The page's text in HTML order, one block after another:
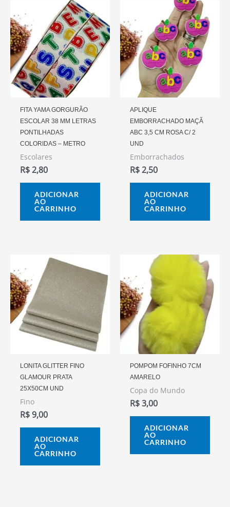
FITA YAMA GORGURÃO
ESCOLAR 38 MM LETRAS
PONTILHADAS
COLORIDAS – METRO
Escolares
R$2,80
ADICIONAR
AO
CARRINHO
APLIQUE
EMBORRACHADO MAÇÃ
ABC 3,5 CM ROSA C/ 2
UND
Emborrachados
R$2,50
ADICIONAR
AO
CARRINHO
LONITA GLITTER FINO
GLAMOUR PRATA
25X50CM UND
Fino
R$9,00
ADICIONAR
AO
CARRINHO
POMPOM FOFINHO 7CM
AMARELO
Copa do Mundo
R$3,00
ADICIONAR
AO
CARRINHO